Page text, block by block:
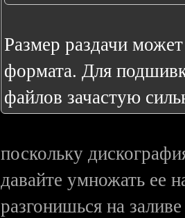
Размер раздачи может
формата. Для
файлов зачастую
поскольку
давайте умножать ее
разгонишься на